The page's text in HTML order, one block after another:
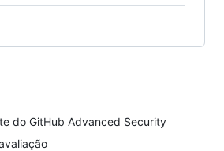
do GitHub Advanced Security